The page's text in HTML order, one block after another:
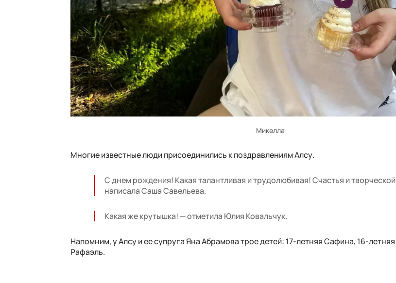
Микелла
Многие известные люди присоединились к поздравлениям Алсу.
С днем рождения! Какая талантливая и трудолюбивая! Счастья и
написала Саша Савельева.
Какая же крутышка! — отметила Юлия Ковальчук.
Напомним, у Алсу и ее супруга Яна Абрамова трое детей: 17-летняя Сафина, 16-
Рафаэль.